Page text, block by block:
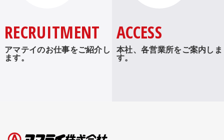
RECRUITMENT
アマテイのお仕事をご紹介し
ます。
ACCESS
本社、各営業所をご案内しま
す。